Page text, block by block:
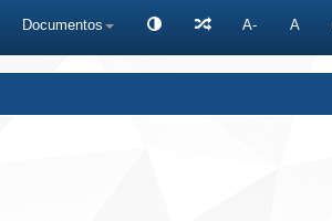
Documentos A- A